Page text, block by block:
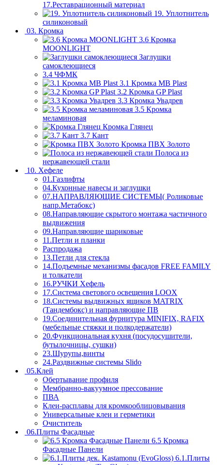
17.Реставрационный материал
19. Уплотнитель
силиконовый
03. Кромка
3.6 Кромка
MOONLIGHT
Заглушки
самоклеющиеся
3.4 ЧФМК
3.1 Кромка MB Plast
3.2 Кромка GP Plast
3.3 Кромка Увадрев
3.5 Кромка
меламиновая
Кромка Глянец
3.7 Кант
Кромка ПВХ Золото
Полоса из
нержавеющей стали
10. Хефеле
01.Газлифты
04.Кухонные навесы и заглушки
07.НАПРАВЛЯЮЩИЕ СИСТЕМЫ( Роликовые
напр.Метабокс)
08.Направляющие скрытого монтажа частичного
выдвижения
09.Направляющие шариковые
11.Петли и планки
Распродажа
13.Петли для стекла
14.Подъемные механизмы фасадов FREE FAMILY
и толкатели
16.РУЧКИ Хефель
17.Система светового освещения LOOX
18.Системы выдвижных ящиков MATRIX
(Тандембокс) и направляющие ПВ
19.Соединительная фурнитура MINIFIX, RAFIX
(мебельные стяжки и полкодержатели)
20.Функциональная кухня (посудосушители,
бутылочницы, сушки)
23.Шурупы,винты
24.Раздвижные системы Slido
05.Клей
Обертывание профиля
Мембранно-вакуумное прессование
ПВА
Клеи-расплавы для кромкооблицовывания
Универсальные клеи и герметики
Очиститель
06.Плиты Фасадные
6.5 Кромка
Фасадные Панели
6.1.Плиты